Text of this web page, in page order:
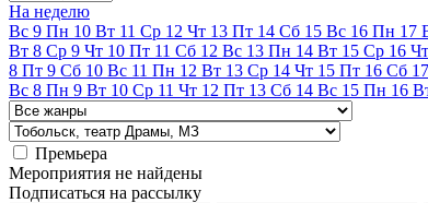
На неделю
Вс 9 Пн 10 Вт 11 Ср 12 Чт 13 Пт 14 Сб 15 Вс 16 Пн 17
Вт 8 Ср 9 Чт 10 Пт 11 Сб 12 Вс 13 Пн 14 Вт 15 Ср 16 Чт
8 Пт 9 Сб 10 Вс 11 Пн 12 Вт 13 Ср 14 Чт 15 Пт 16 Сб 17
Вс 8 Пн 9 Вт 10 Ср 11 Чт 12 Пт 13 Сб 14 Вс 15 Пн 16
Премьера
Мероприятия не найдены
Подписаться на рассылку